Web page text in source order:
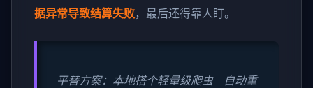
据异常导致结算失败，最后还得靠人盯。
平替方案：本地搭个轻量级爬虫 自动重